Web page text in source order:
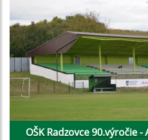
OŠK Radzovce 90.výročie